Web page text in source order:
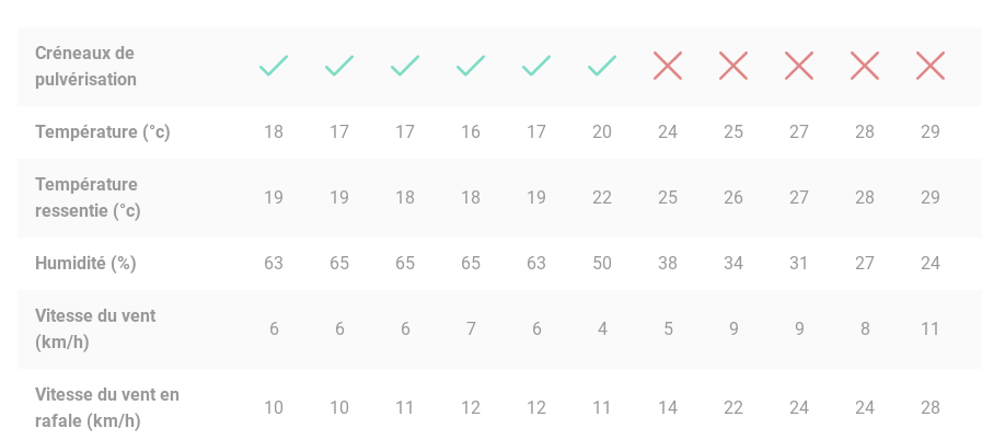
Créneaux de
pulvérisation
Température (°c) 18 17 17 16 17 20 24 25 27 28 29
Température
ressentie (°c)
19 19 18 18 19 22 25 26 27 28 29
Humidité (%) 63 65 65 65 63 50 38 34 31 27 24
Vitesse du vent
(km/h)
6 6 6 7 6 4 5 9 9 8 11
Vitesse du vent en
rafale (km/h)
10 10 11 12 12 11 14 22 24 24 28